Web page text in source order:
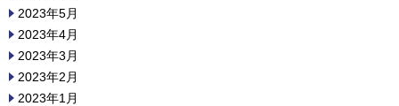
2023年5月
2023年4月
2023年3月
2023年2月
2023年1月